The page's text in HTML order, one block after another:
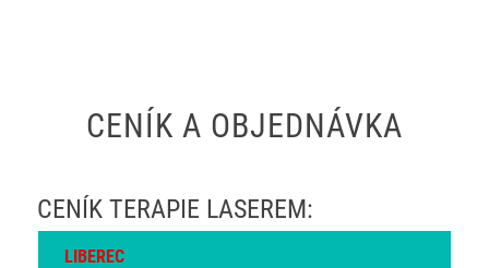
CENÍK A OBJEDNÁVKA
CENÍK TERAPIE LASEREM:
LIBEREC